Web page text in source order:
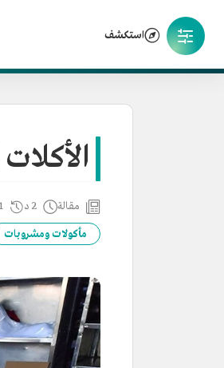
استكشف
مقالة 2 د
مأكولات ومشروبات